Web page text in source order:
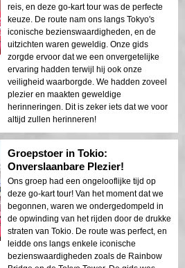
reis, en deze go-kart tour was de perfecte
keuze. De route nam ons langs Tokyo's
iconische bezienswaardigheden, en de
uitzichten waren geweldig. Onze gids
zorgde ervoor dat we een onvergetelijke
ervaring hadden terwijl hij ook onze
veiligheid waarborgde. We hadden zoveel
plezier en maakten geweldige
herinneringen. Dit is zeker iets dat we voor
altijd zullen herinneren!
Groepstoer in Tokio:
Onverslaanbare Plezier!
Ons groep had een ongelooflijke tijd op
deze go-kart tour! Van het moment dat we
begonnen, waren we ondergedompeld in
de opwinding van het rijden door de drukke
straten van Tokio. De route was perfect, en
leidde ons langs enkele iconische
bezienswaardigheden zoals de Rainbow